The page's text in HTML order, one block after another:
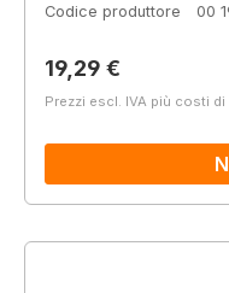
Codice produttore
00
Prezzo normale:
19,29 €
Prezzi escl. IVA più costi